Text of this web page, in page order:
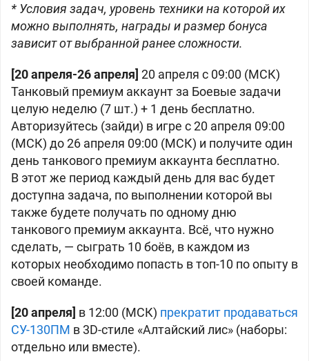
* Условия задач, уровень техники на которой их
можно выполнять, награды и размер бонуса
зависит от выбранной ранее сложности.
[20 апреля-26 апреля] 20 апреля с 09:00 (МСК)
Танковый премиум аккаунт за Боевые задачи
целую неделю (7 шт.) + 1 день бесплатно.
Авторизуйтесь (зайди) в игре с 20 апреля 09:00
(МСК) до 26 апреля 09:00 (МСК) и получите один
день танкового премиум аккаунта бесплатно.
В этот же период каждый день для вас будет
доступна задача, по выполнении которой вы
также будете получать по одному дню
танкового премиум аккаунта. Всё, что нужно
сделать, — сыграть 10 боёв, в каждом из
которых необходимо попасть в топ-10 по опыту в
своей команде.
[20 апреля] в 12:00 (МСК) прекратит продаваться
СУ-130ПМ в 3D-стиле «Алтайский лис» (наборы:
отдельно или вместе).